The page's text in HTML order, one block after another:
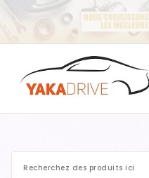
Aller
contenu